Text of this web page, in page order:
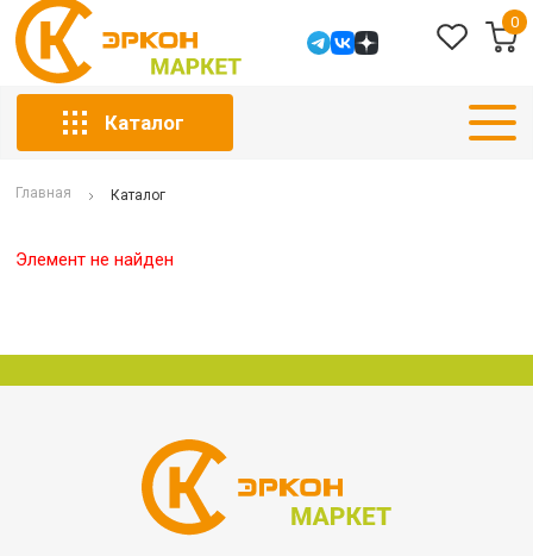
0
Каталог
Главная Каталог
Элемент не найден